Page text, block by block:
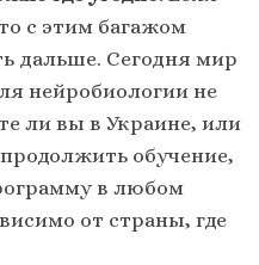
с этим багажом
дальше. Сегодня мир
нейробиологии не
ли вы в Украине, или
обучение,
в любом
от страны, где